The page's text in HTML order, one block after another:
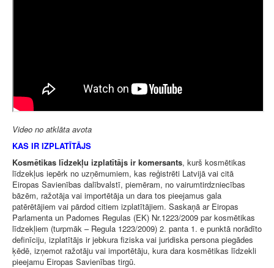
Video no atklāta avota
KAS IR IZPLATĪTĀJS
Kosmētikas līdzekļu izplatītājs ir komersants, kurš kosmētikas
līdzekļus iepērk no uzņēmumiem, kas reģistrēti Latvijā vai citā
Eiropas Savienības dalībvalstī, piemēram, no vairumtirdzniecības
bāzēm, ražotāja vai importētāja un dara tos pieejamus gala
patērētājiem vai pārdod citiem izplatītājiem. Saskaņā ar Eiropas
Parlamenta un Padomes Regulas (EK) Nr.1223/2009 par kosmētikas
līdzekļiem (turpmāk – Regula 1223/2009) 2. panta 1. e punktā norādīto
definīciju, izplatītājs ir jebkura fiziska vai juridiska persona piegādes
ķēdē, izņemot ražotāju vai importētāju, kura dara kosmētikas līdzekli
pieejamu Eiropas Savienības tirgū.